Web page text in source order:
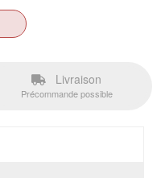
Livraison
Précommande possible